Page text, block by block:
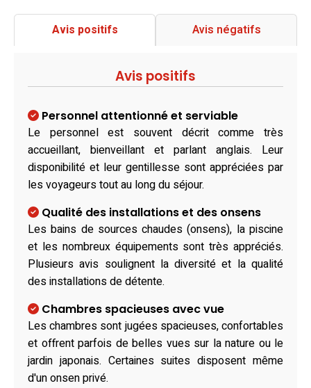
Avis positifs Avis négatifs
Avis positifs
Personnel attentionné et serviable
Le personnel est souvent décrit comme très
accueillant, bienveillant et parlant anglais. Leur
disponibilité et leur gentillesse sont appréciées par
les voyageurs tout au long du séjour.
Qualité des installations et des onsens
Les bains de sources chaudes (onsens), la piscine
et les nombreux équipements sont très appréciés.
Plusieurs avis soulignent la diversité et la qualité
des installations de détente.
Chambres spacieuses avec vue
Les chambres sont jugées spacieuses, confortables
et offrent parfois de belles vues sur la nature ou le
jardin japonais. Certaines suites disposent même
d'un onsen privé.